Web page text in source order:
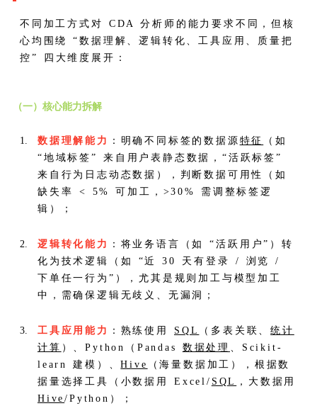
不同加工方式对 CDA 分析师的能力要求不同，但核
心均围绕 “数据理解、逻辑转化、工具应用、质量把
控” 四大维度展开：
（一）核心能力拆解
数据理解能力 ：明确不同标签的数据源 特征
（如
“地域标签” 来自用户表静态数据，“活跃标签”
来自行为日志动态数据），判断数据可用性（如
缺失率 < 5% 可加工，>30% 需调整标签逻
辑）；
逻辑转化能力
：将业务语言（如 “活跃用户”）转
化为技术逻辑（如 “近 30 天有登录 / 浏览 /
下单任一行为”），尤其是规则加工与模型加工
中，需确保逻辑无歧义、无漏洞；
工具应用能力 ：熟练使用 SQL （多表关联、统计
计算 ）、Python（Pandas 数据处理 、Scikit-
learn 建模）、Hive
（海量数据加工），根据数
据量选择工具（小数据用 Excel/ SQL
，大数据用
Hive/Python）；